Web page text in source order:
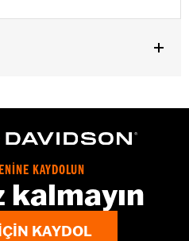
KAYDOLUN
kalmayın
KAYDOL